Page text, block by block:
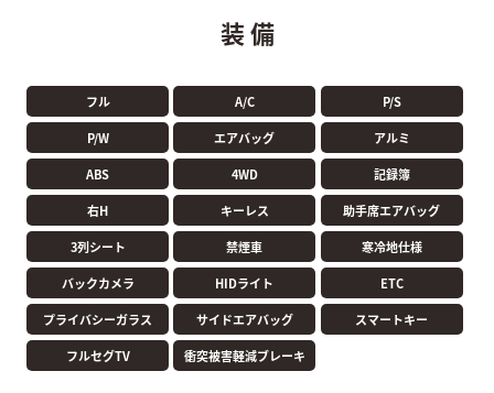
装 備
フル A/C P/S
P/W エアバッグ アルミ
ABS 4WD 記録簿
右H キーレス 助手席エアバッグ
3列シート 禁煙車 寒冷地仕様
バックカメラ HIDライト ETC
プライバシーガラス サイドエアバッグ スマートキー
フルセグTV 衝突被害軽減ブレーキ